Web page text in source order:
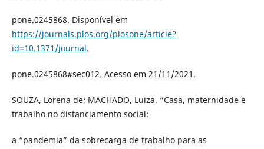
pone.0245868. Disponível em
https://journals.plos.org/plosone/article?
id=10.1371/journal.
pone.0245868#sec012. Acesso em 21/11/2021.
SOUZA, Lorena de; MACHADO, Luiza. “Casa, maternidade e
trabalho no distanciamento social:
a “pandemia” da sobrecarga de trabalho para as